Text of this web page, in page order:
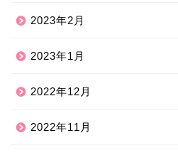
2023年2月
2023年1月
2022年12月
2022年11月